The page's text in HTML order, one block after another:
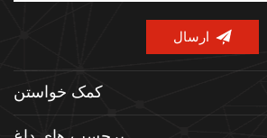
کمک خواستن